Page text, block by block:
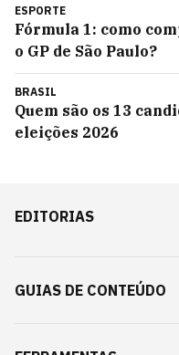
ESPORTE
Fórmula 1: como
o GP de São Paulo?
BRASIL
Quem são os 13
eleições 2026
EDITORIAS
GUIAS DE CONTEÚDO